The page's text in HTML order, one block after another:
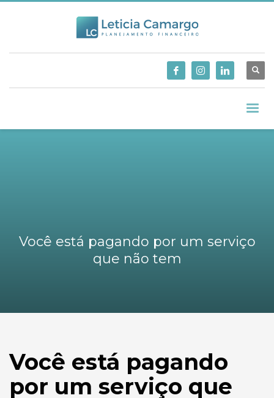
Você está pagando por um serviço
que não tem
Você está pagando
por um serviço que